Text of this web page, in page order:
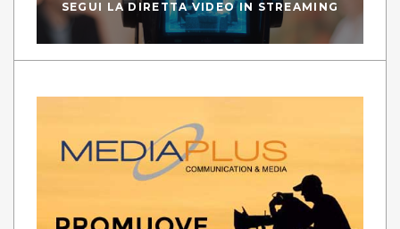
SEGUI LA DIRETTA VIDEO IN STREAMING